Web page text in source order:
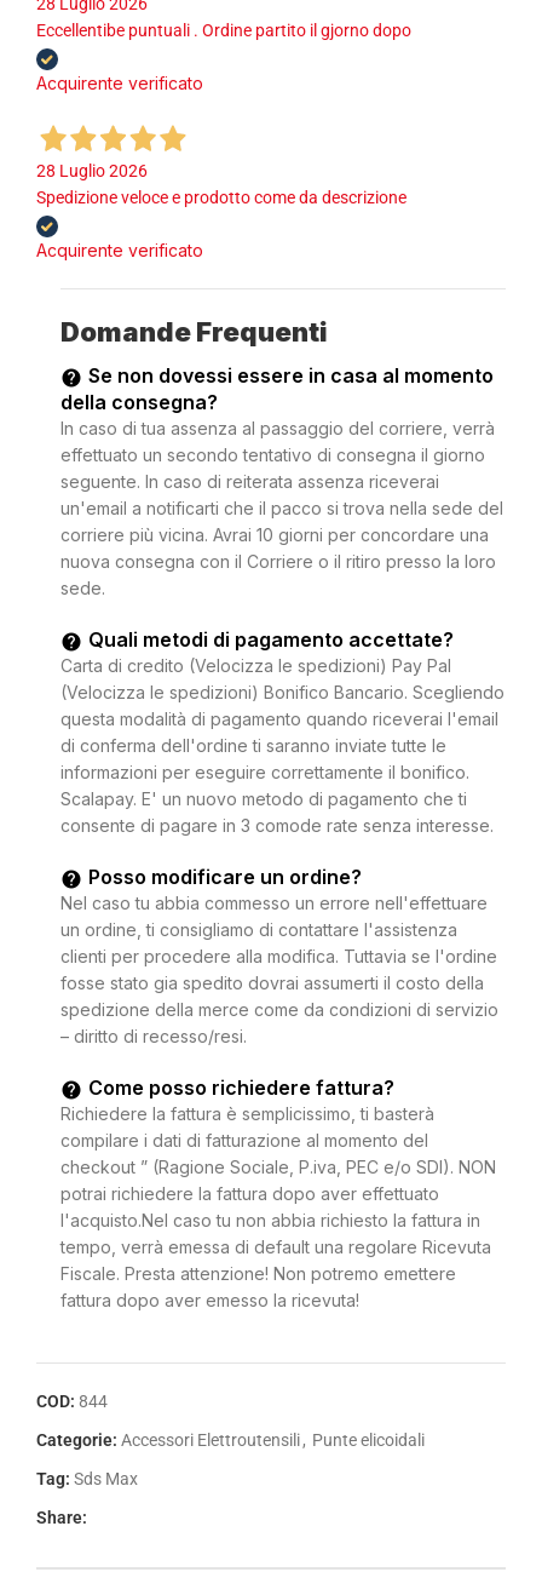
28 Luglio 2026
Eccellentibe puntuali . Ordine partito il gjorno dopo
Acquirente verificato
28 Luglio 2026
Spedizione veloce e prodotto come da descrizione
Acquirente verificato
Domande Frequenti
Se non dovessi essere in casa al momento
della consegna?
In caso di tua assenza al passaggio del corriere, verrà
effettuato un secondo tentativo di consegna il giorno
seguente. In caso di reiterata assenza riceverai
un'email a notificarti che il pacco si trova nella sede del
corriere più vicina. Avrai 10 giorni per concordare una
nuova consegna con il Corriere o il ritiro presso la loro
sede.
Quali metodi di pagamento accettate?
Carta di credito (Velocizza le spedizioni) Pay Pal
(Velocizza le spedizioni) Bonifico Bancario. Scegliendo
questa modalità di pagamento quando riceverai l'email
di conferma dell'ordine ti saranno inviate tutte le
informazioni per eseguire correttamente il bonifico.
Scalapay. E' un nuovo metodo di pagamento che ti
consente di pagare in 3 comode rate senza interesse.
Posso modificare un ordine?
Nel caso tu abbia commesso un errore nell'effettuare
un ordine, ti consigliamo di contattare l'assistenza
clienti per procedere alla modifica. Tuttavia se l'ordine
fosse stato gia spedito dovrai assumerti il costo della
spedizione della merce come da condizioni di servizio
– diritto di recesso/resi.
Come posso richiedere fattura?
Richiedere la fattura è semplicissimo, ti basterà
compilare i dati di fatturazione al momento del
checkout ” (Ragione Sociale, P.iva, PEC e/o SDI). NON
potrai richiedere la fattura dopo aver effettuato
l'acquisto.Nel caso tu non abbia richiesto la fattura in
tempo, verrà emessa di default una regolare Ricevuta
Fiscale. Presta attenzione! Non potremo emettere
fattura dopo aver emesso la ricevuta!
COD: 844
Categorie: Accessori Elettroutensili, Punte elicoidali
Tag: Sds Max
Share: